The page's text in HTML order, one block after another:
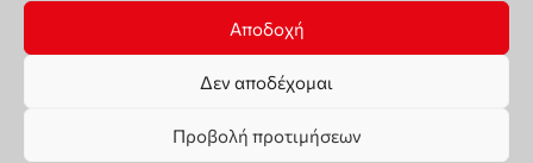
Αποδοχή
Δεν αποδέχομαι
Προβολή προτιμήσεων